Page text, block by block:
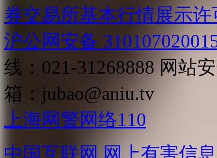
券交易所基本行情展示许
沪公网安备
线：021-31268888 网站
箱： jubao@aniu.tv
上海网警网络110
中国互联网 网上有害信